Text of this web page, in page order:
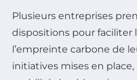
Plusieurs entreprises
dispositions pour faciliter
l’empreinte carbone de
initiatives mises en